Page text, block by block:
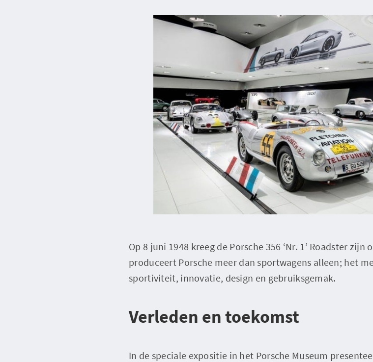
Op 8 juni 1948 kreeg de Porsche 356 ‘Nr. 1’ Roadster
produceert Porsche meer dan sportwagens alleen; het
sportiviteit, innovatie, design en gebruiksgemak.
Verleden en toekomst
In de speciale expositie in het Porsche Museum